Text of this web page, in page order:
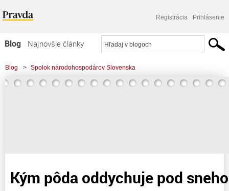
Registrácia Prihlásenie
Blog
Najnovšie články
Najčítanejšie články
Najkomentovanejšie články
Blog > Spolok národohospodárov Slovenska
Kým pôda oddychuje pod